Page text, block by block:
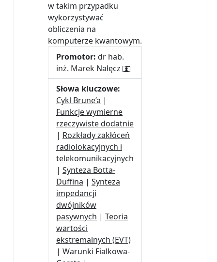
w takim przypadku
wykorzystywać
obliczenia na
komputerze kwantowym.
Promotor: dr hab.
inż. Marek Nałęcz
Słowa kluczowe:
Cykl Brune’a |
Funkcje wymierne
rzeczywiste dodatnie
| Rozkłady zakłóceń
radiolokacyjnych i
telekomunikacyjnych
| Synteza Botta-
Duffina | Synteza
impedancji
dwójników
pasywnych | Teoria
wartości
ekstremalnych (EVT)
| Warunki Fialkowa-